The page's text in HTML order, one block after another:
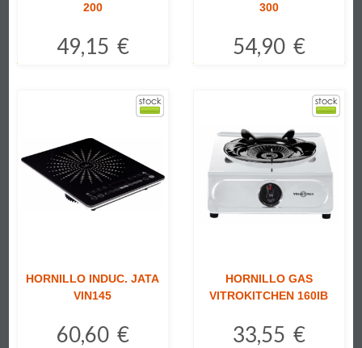
200
49,15 €
300
54,90 €
HORNILLO INDUC. JATA
VIN145
60,60 €
HORNILLO GAS
VITROKITCHEN 160IB
33,55 €